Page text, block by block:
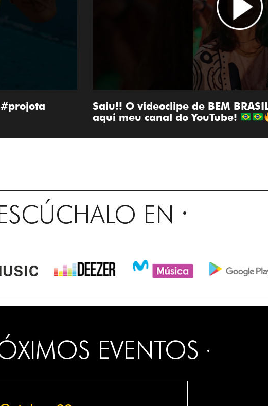
Saiu!! O videoclipe de BEM
aqui meu canal do YouTube!
EN
EVENTOS